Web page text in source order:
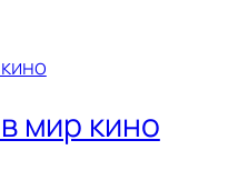
мир кино